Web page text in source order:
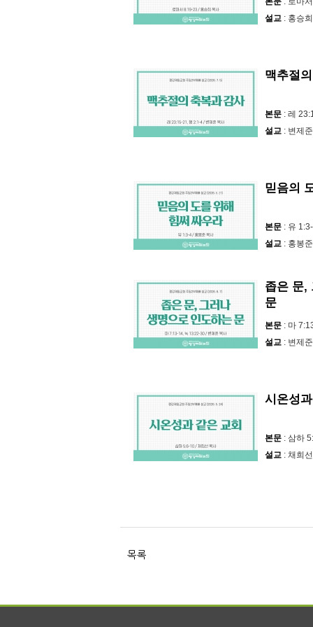
설교 : 홍승
맥추절
본문 : 레
설교 : 변제
믿음의
본문 : 유
설교 : 홍봉
좁은 문,
문
본문 : 마
설교 : 변제
시온성
본문 : 삼하
설교 : 채희
목록